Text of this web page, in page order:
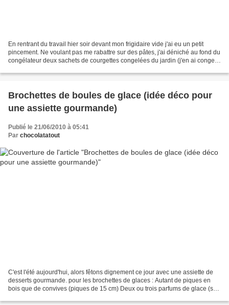
En rentrant du travail hier soir devant mon frigidaire vide j'ai eu un petit
pincement. Ne voulant pas me rabattre sur des pâtes, j'ai déniché au fond du
congélateur deux sachets de courgettes congelées du jardin (j'en ai congelé
Brochettes de boules de glace (idée déco pour
une assiette gourmande)
Publié le 21/06/2010 à 05:41
Par chocolatatout
C'est l'été aujourd'hui, alors fêtons dignement ce jour avec une assiette de
desserts gourmande. pour les brochettes de glaces : Autant de piques en
bois que de convives (piques de 15 cm) Deux ou trois parfums de glace (sur